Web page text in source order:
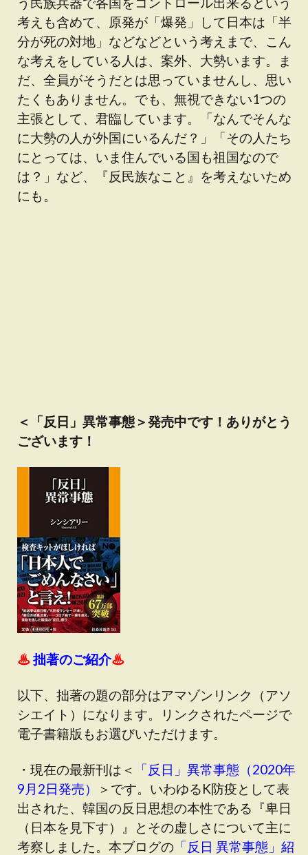
考えも含めて、原発が「爆発」して日本は「半
分が死の対地」などなどという考えまで、こん
な考えをしている人は、案外、大勢います。ま
だ、全員がそうだとは思っていませんし、思い
たくもありません。でも、無視できない1つの
主張として、君臨しています。「なんでそんな
に大勢の人が外国にいるんだ？」「その人たち
にとっては、いま住んでいる国も祖国なので
は？」など、『反民族なこと』を考えないため
にも。
＜「反日」異常事態＞発売中です！ありがとう
ございます！
♨拙著のご紹介♨
以下、拙著の題の部分はアマゾンリンク（アソ
シエイト）になります。リンクされたページで
電子書籍版もお選びいただけます。
・現在の最新刊は＜
「反日」異常事態（2020年
9月2日発売）
＞です。いわゆるK防疫として表
出された、韓国の反日思想の本性である『卑日
（日本を見下す）』とその虚しさについて主に
考察しました。本ブログの 「反日 異常事態」紹